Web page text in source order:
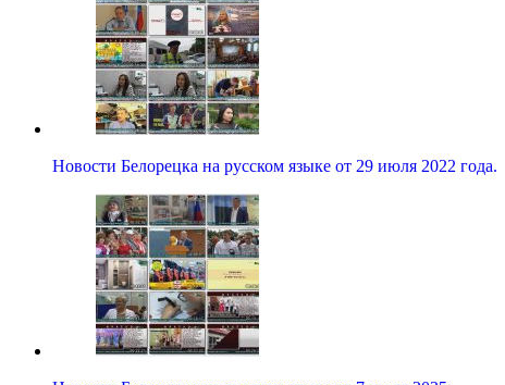
Новости Белорецка на русском языке от 29 июля 2022 года.